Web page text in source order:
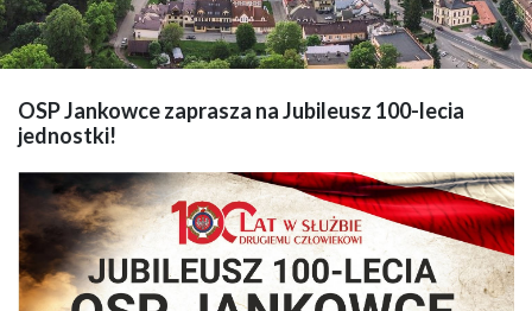
OSP Jankowce zaprasza na Jubileusz 100-lecia
jednostki!